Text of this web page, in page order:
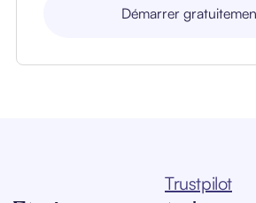
Démarrer
Trustpilot